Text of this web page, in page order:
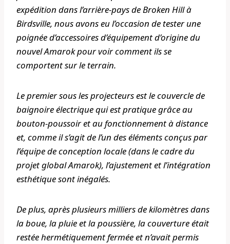
expédition dans l’arrière-pays de Broken Hill à
Birdsville, nous avons eu l’occasion de tester une
poignée d’accessoires d’équipement d’origine du
nouvel Amarok pour voir comment ils se
comportent sur le terrain.
Le premier sous les projecteurs est le couvercle de
baignoire électrique qui est pratique grâce au
bouton-poussoir et au fonctionnement à distance
et, comme il s’agit de l’un des éléments conçus par
l’équipe de conception locale (dans le cadre du
projet global Amarok), l’ajustement et l’intégration
esthétique sont inégalés.
De plus, après plusieurs milliers de kilomètres dans
la boue, la pluie et la poussière, la couverture était
restée hermétiquement fermée et n’avait permis